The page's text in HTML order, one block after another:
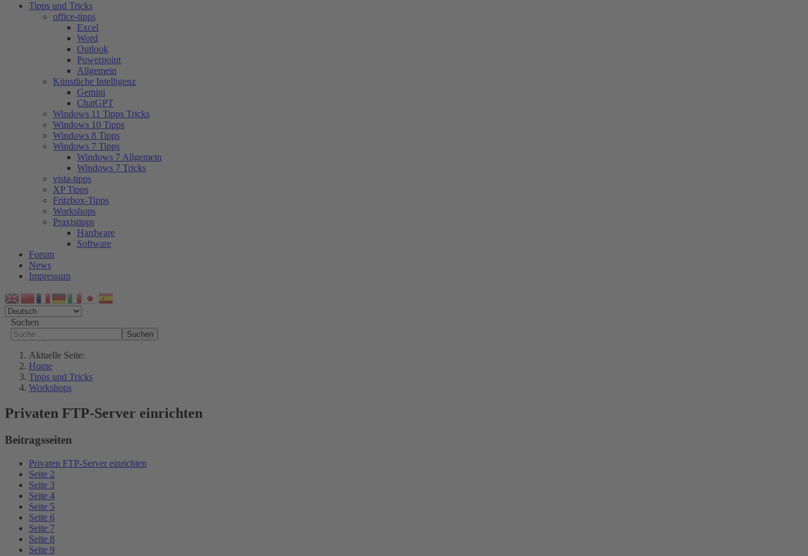
Tipps und Tricks
office-tipps
Excel
Word
Outlook
Powerpoint
Allgemein
Künstliche Intelligenz
Gemini
ChatGPT
Windows 11 Tipps Tricks
Windows 10 Tipps
Windows 8 Tipps
Windows 7 Tipps
Windows 7 Allgemein
Windows 7 Tricks
vista-tipps
XP Tipps
Fritzbox-Tipps
Workshops
Praxistipps
Hardware
Software
Forum
News
Impressum
Suchen
Suchen
Aktuelle Seite:
Home
Tipps und Tricks
Workshops
Privaten FTP-Server einrichten
Beitragsseiten
Privaten FTP-Server einrichten
Seite 2
Seite 3
Seite 4
Seite 5
Seite 6
Seite 7
Seite 8
Seite 9